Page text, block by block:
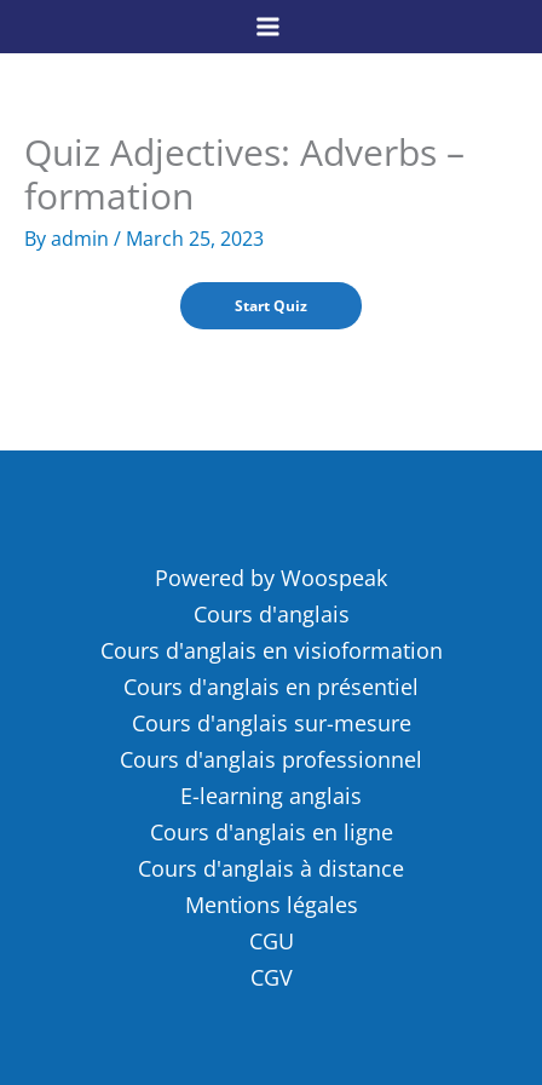
to
Quiz Adjectives: Adverbs –
formation
Byadmin / March 25, 2023
Powered by Woospeak
Cours d'anglais
Cours d'anglais en visioformation
Cours d'anglais en présentiel
Cours d'anglais sur-mesure
Cours d'anglais professionnel
E-learning anglais
Cours d'anglais en ligne
Cours d'anglais à distance
Mentions légales
CGU
CGV